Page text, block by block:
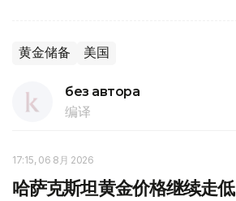
黄金储备 美国
без автора
编译
17:15, 06 8月 2026
哈萨克斯坦黄金价格继续走低